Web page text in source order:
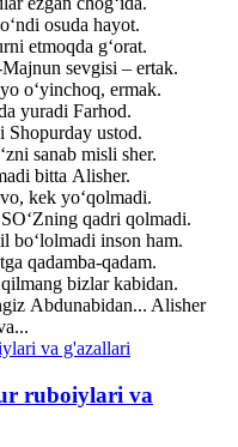
osuda hayot.
etmoqda g‘orat.
sevgisi – ertak.
o‘yinchoq, ermak.
yuradi Farhod.
Shopurday ustod.
sanab misli sher.
bitta Alisher.
kek yo‘qolmadi.
qadri qolmadi.
bo‘lolmadi inson ham.
qadamba-qadam.
bizlar kabidan.
Abdunabidan... Alisher
ruboiylari va